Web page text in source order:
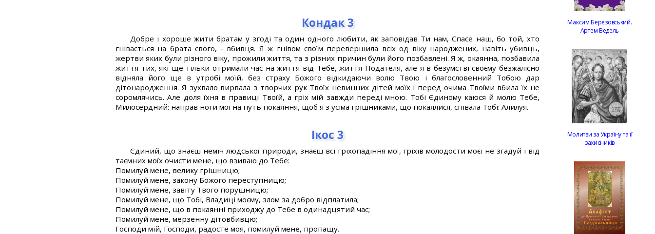
Кондак 3
Добре і хороше жити братам у згоді та один одного любити, як заповідав Ти нам, Спасе наш, бо той, хто
гнівається на брата свого, ‑ вбивця. Я ж гнівом своїм перевершила всіх од віку народжених, навіть убивць,
жертви яких були різного віку, прожили життя, та з різних причин були його позбавлені. Я ж, окаянна, позбавила
життя тих, які ще тільки отримали час на життя від Тебе, життя Подателя, але я в безумстві своєму безжалісно
відняла його ще в утробі моїй, без страху Божого відкидаючи волю Твою і благословенний Тобою дар
дітонародження. Я зухвало вирвала з творчих рук Твоїх невинних дітей моїх і перед очима Твоїми вбила їх не
соромлячись. Але доля їхня в правиці Твоїй, а гріх мій завжди переді мною. Тобі Єдиному каюся й молю Тебе,
Милосердний: направ ноги мої на путь покаяння, щоб я з усіма грішниками, що покаялися, співала Тобі: Алилуя.
Ікос 3
Єдиний, що знаєш неміч людської природи, знаєш всі гріхопадіння мої, гріхів молодости моєї не згадуй і від
таємних моїх очисти мене, що взиваю до Тебе:
Помилуй мене, велику грішницю;
Помилуй мене, закону Божого переступницю;
Помилуй мене, завіту Твого порушницю;
Помилуй мене, що Тобі, Владиці моєму, злом за добро відплатила;
Помилуй мене, що в покаянні приходжу до Тебе в одинадцятий час;
Помилуй мене, мерзенну дітовбивцю;
Господи мій, Господи, радосте моя, помилуй мене, пропащу.
Максим Березовський.
Артем Ведель
Молитви за Україну та її
захисників